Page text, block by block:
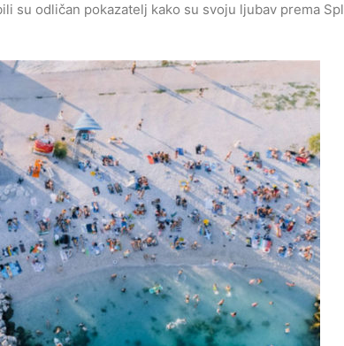
su odličan pokazatelj kako su svoju ljubav prema